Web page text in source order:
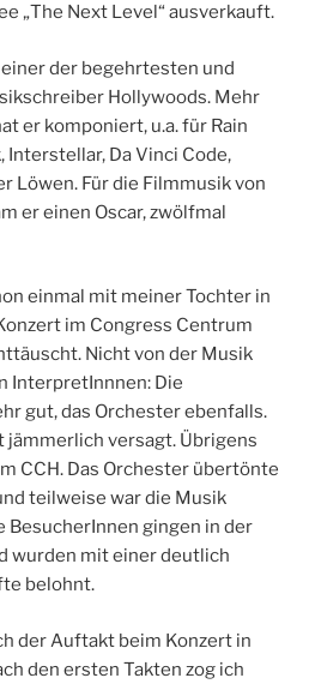
„The Next Level“ ausverkauft.
der begehrtesten und
Hollywoods. Mehr
er komponiert, u.a. für Rain
Interstellar, Da Vinci Code,
Löwen. Für die Filmmusik von
er einen Oscar, zwölfmal
einmal mit meiner Tochter in
im Congress Centrum
Nicht von der Musik
InterpretInnnen: Die
gut, das Orchester ebenfalls.
jämmerlich versagt. Übrigens
CCH. Das Orchester übertönte
teilweise war die Musik
BesucherInnen gingen in der
wurden mit einer deutlich
belohnt.
der Auftakt beim Konzert in
den ersten Takten zog ich